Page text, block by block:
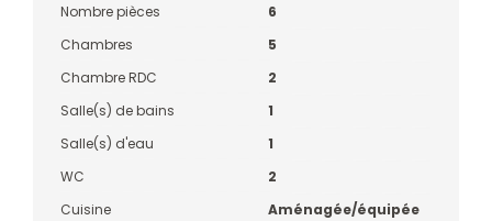
Nombre pièces
6
Chambres
5
Chambre RDC
2
Salle(s) de bains
1
Salle(s) d'eau
1
WC
2
Cuisine
Aménagée/équipée